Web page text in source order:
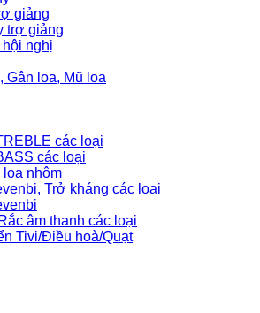
giảng
trợ giảng
hội nghị
Gân loa, Mũ loa
các loại
các loại
loa nhôm
Trở kháng các loại
âm thanh các loại
Tivi/Điều hoà/Quạt